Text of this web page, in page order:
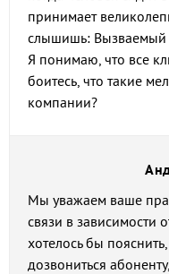
принимает
слышишь: Вызваемый
Я понимаю, что все
боитесь, что такие
компании?
Мы уважаем ваше
связи в зависимости
хотелось бы
дозвониться